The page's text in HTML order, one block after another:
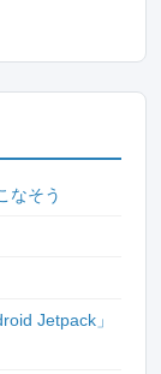
なそう
Jetpack」